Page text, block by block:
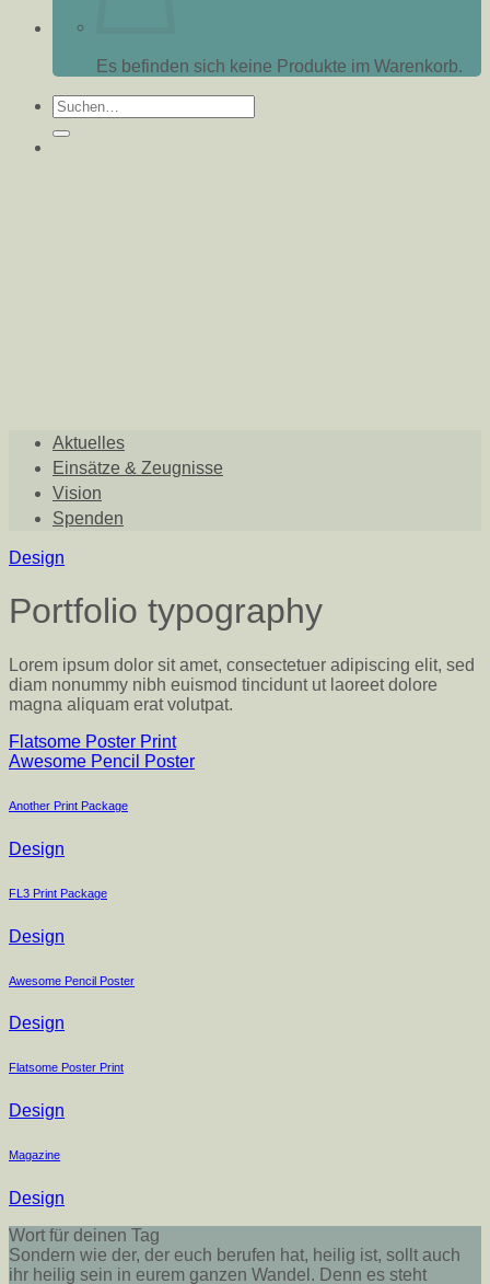
Es befinden sich keine Produkte im Warenkorb.
Suche
nach:
Aktuelles
Einsätze & Zeugnisse
Vision
Spenden
Design
Portfolio typography
Lorem ipsum dolor sit amet, consectetuer adipiscing elit, sed
diam nonummy nibh euismod tincidunt ut laoreet dolore
magna aliquam erat volutpat.
Flatsome Poster Print
Awesome Pencil Poster
Another Print Package
Design
FL3 Print Package
Design
Awesome Pencil Poster
Design
Flatsome Poster Print
Design
Magazine
Design
Wort für deinen Tag
Sondern wie der, der euch berufen hat, heilig ist, sollt auch
ihr heilig sein in eurem ganzen Wandel. Denn es steht